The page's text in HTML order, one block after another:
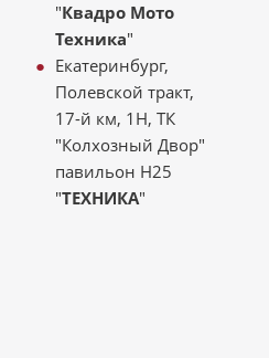
"Квадро Мото
Техника"
Екатеринбург,
Полевской тракт,
17-й км, 1Н, ТК
"Колхозный Двор"
павильон Н25
"ТЕХНИКА"